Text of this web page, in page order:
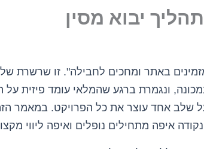
יבוא מסין
באתר ומחכים לחבילה". זו שרשרת
ונגמרת ברגע שהמלאי עומד
שלב אחד עוצר את כל הפרויקט. במאמר
איפה מתחילים נופלים ואיפה ליווי